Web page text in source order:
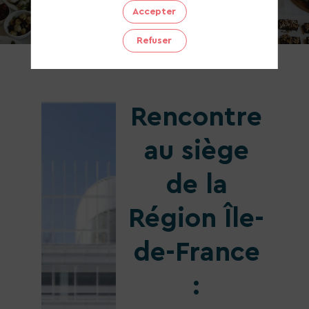
Participer
Rencontre
au siège
de la
Région Île-
de-France
:
Accepter
Refuser